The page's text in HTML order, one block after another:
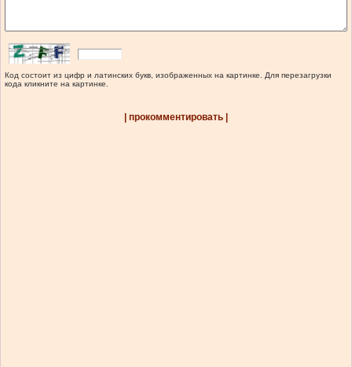
Код состоит из цифр и латинских букв, изображенных на картинке. Для перезагрузки
кода кликните на картинке.
| прокомментировать |